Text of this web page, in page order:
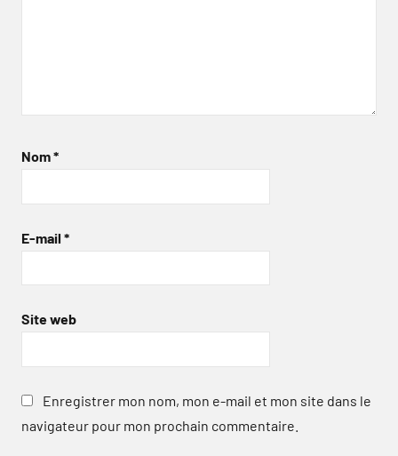
Nom*
E-mail *
Site web
Enregistrer mon nom, mon e-mail et mon site dans le
navigateur pour mon prochain commentaire.